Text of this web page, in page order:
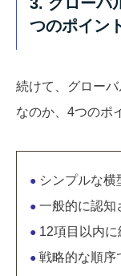
3. グローバ
つのポイン
続けて、グロー
なのか、4つのポ
● シンプルな横
● 一般的に認知
● 12項目以内に
● 戦略的な順序